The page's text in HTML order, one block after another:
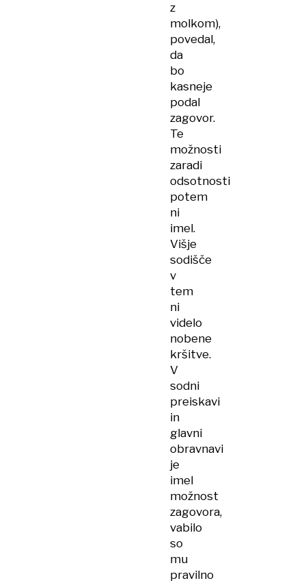
z
molkom),
povedal,
da
bo
kasneje
podal
zagovor.
Te
možnosti
zaradi
odsotnosti
potem
ni
imel.
Višje
sodišče
v
tem
ni
videlo
nobene
kršitve.
V
sodni
preiskavi
in
glavni
obravnavi
je
imel
možnost
zagovora,
vabilo
so
mu
pravilno